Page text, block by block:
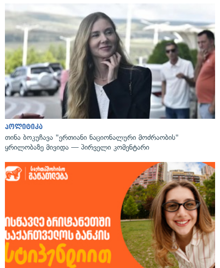
პოლიტიკა
თინა ბოკუჩავა "ერთიანი ნაციონალური მოძრაობის"
ყრილობაზე მივიდა — პირველი კომენტარი